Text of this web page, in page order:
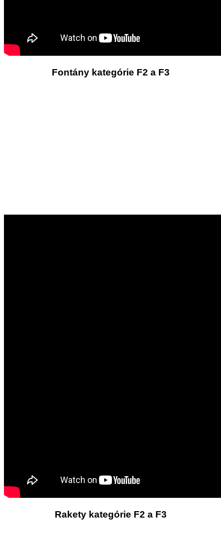
Fontány kategórie F2 a F3
Rakety kategórie F2 a F3